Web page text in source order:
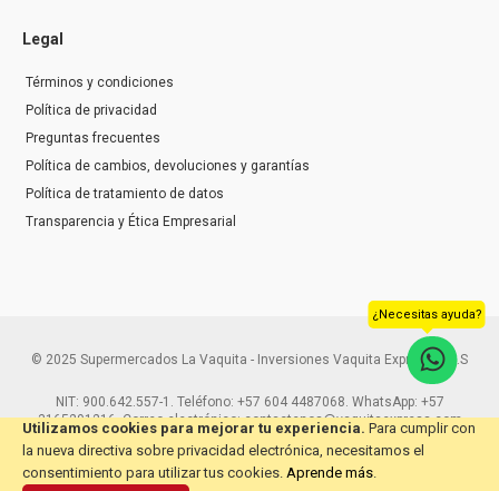
Utilizamos cookies para mejorar tu experiencia. Para cumplir con
la nueva directiva sobre privacidad electrónica, necesitamos el
consentimiento para utilizar tus cookies. Aprende más.
Legal
Términos y condiciones
Política de privacidad
Preguntas frecuentes
Política de cambios, devoluciones y garantías
Política de tratamiento de datos
Transparencia y Ética Empresarial
© 2025 Supermercados La Vaquita - Inversiones Vaquita Express S.A.S
NIT: 900.642.557-1. Teléfono: +57 604 4487068. WhatsApp: +57
3165291216. Correo electrónico: contactenos@vaquitaexpress.com
¿Necesitas ayuda?